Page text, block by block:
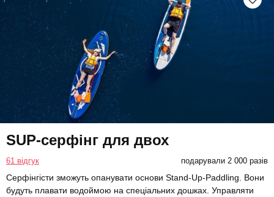
SUP-серфінг для двох
61 відгук подарували 2 000 разів
Серфінгісти зможуть опанувати основи Stand-Up-Paddling. Вони
будуть плавати водоймою на спеціальних дошках. Управляти